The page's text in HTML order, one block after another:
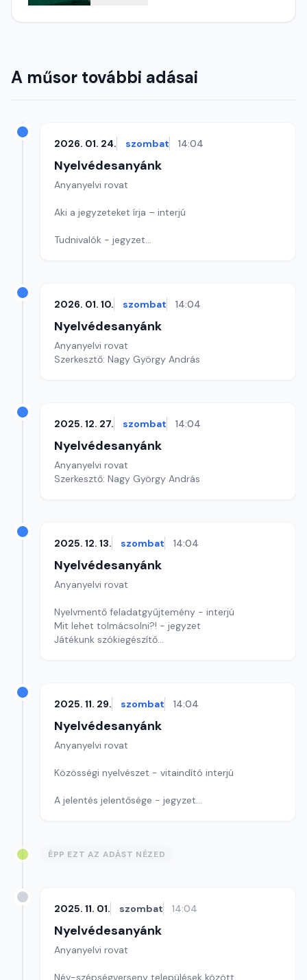
A műsor további adásai
2026. 01. 24. szombat 14:04
Nyelvédesanyánk
Anyanyelvi rovat
Aki a jegyzeteket írja – interjú
Tudnivalók - jegyzet
2026. 01. 10.
szombat 14:04
Nyelvédesanyánk
Anyanyelvi rovat
Szerkesztő: Nagy György András
2025. 12. 27. szombat 14:04
Nyelvédesanyánk
Anyanyelvi rovat
Szerkesztő: Nagy György András
2025. 12. 13. szombat 14:04
Nyelvédesanyánk
Anyanyelvi rovat
Nyelvmentő feladatgyűjtemény - interjú
Mit lehet tolmácsolni?! - jegyzet
Játékunk szókiegészítő
2025. 11. 29. szombat 14:04
Nyelvédesanyánk
Anyanyelvi rovat
Közösségi nyelvészet - vitaindító interjú
A jelentés jelentősége - jegyzet
ÉPP EZT AZ ADÁST NÉZED
2025. 11. 01. szombat 14:04
Nyelvédesanyánk
Anyanyelvi rovat
Név-szépségverseny települések között